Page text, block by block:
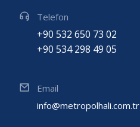
Telefon
+90 532 650 73 02
+90 534 298 49 05
Email
info@metropolhali.com.tr